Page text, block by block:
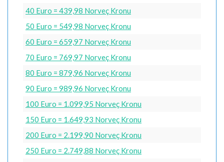
40 Euro = 439,98 Norveç Kronu
50 Euro = 549,98 Norveç Kronu
60 Euro = 659,97 Norveç Kronu
70 Euro = 769,97 Norveç Kronu
80 Euro = 879,96 Norveç Kronu
90 Euro = 989,96 Norveç Kronu
100 Euro = 1.099,95 Norveç Kronu
150 Euro = 1.649,93 Norveç Kronu
200 Euro = 2.199,90 Norveç Kronu
250 Euro = 2.749,88 Norveç Kronu